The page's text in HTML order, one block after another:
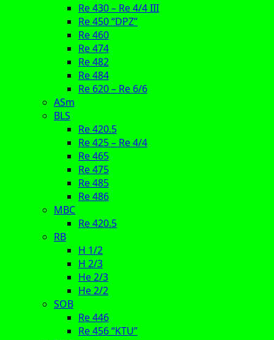
Re 430 – Re 4/4 III
Re 450 “DPZ”
Re 460
Re 474
Re 482
Re 484
Re 620 – Re 6/6
ASm
BLS
Re 420.5
Re 425 – Re 4/4
Re 465
Re 475
Re 485
Re 486
MBC
Re 420.5
RB
H 1/2
H 2/3
He 2/3
He 2/2
SOB
Re 446
Re 456 “KTU”